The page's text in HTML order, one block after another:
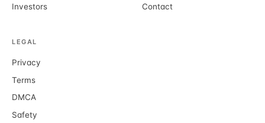
Investors
Contact
LEGAL
Privacy
Terms
DMCA
Safety